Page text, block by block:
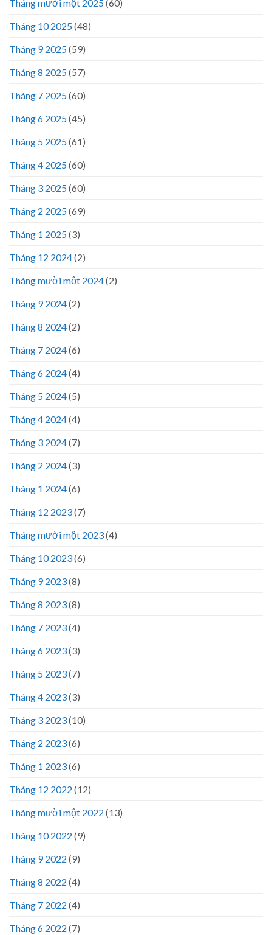
Tháng mười một 2025(60)
Tháng 10 2025(48)
Tháng 9 2025(59)
Tháng 8 2025(57)
Tháng 7 2025(60)
Tháng 6 2025(45)
Tháng 5 2025(61)
Tháng 4 2025(60)
Tháng 3 2025(60)
Tháng 2 2025(69)
Tháng 1 2025(3)
Tháng 12 2024(2)
Tháng mười một 2024(2)
Tháng 9 2024(2)
Tháng 8 2024(2)
Tháng 7 2024(6)
Tháng 6 2024(4)
Tháng 5 2024(5)
Tháng 4 2024(4)
Tháng 3 2024(7)
Tháng 2 2024(3)
Tháng 1 2024(6)
Tháng 12 2023(7)
Tháng mười một 2023(4)
Tháng 10 2023(6)
Tháng 9 2023(8)
Tháng 8 2023(8)
Tháng 7 2023(4)
Tháng 6 2023(3)
Tháng 5 2023(7)
Tháng 4 2023(3)
Tháng 3 2023(10)
Tháng 2 2023(6)
Tháng 1 2023(6)
Tháng 12 2022 (12)
Tháng mười một 2022 (13)
Tháng 10 2022 (9)
Tháng 9 2022 (9)
Tháng 8 2022 (4)
Tháng 7 2022 (4)
Tháng 6 2022 (7)